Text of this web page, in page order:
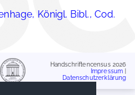
Königl. Bibl., Cod.
Handschriftencensus 2026
Impressum
Datenschutzerklärung